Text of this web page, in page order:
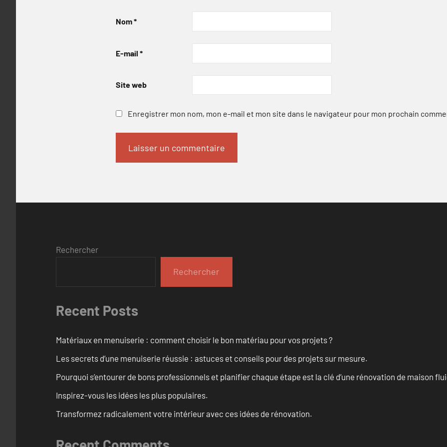
Nom*
E-mail *
Site web
Enregistrer mon nom, mon e-mail et mon site dans le navigateur pour mon prochain
Rechercher
Rechercher
Recent Posts
Matériaux en menuiserie : comment choisir le bon matériau pour vos projets ?
Les secrets d’une menuiserie réussie : astuces et conseils pour des projets sur mesure.
Pourquoi s’entourer de bons professionnels et planifier chaque étape est la clé d’une rénovation de maison
Inspirez-vous les idées les plus populaires.
Transformez radicalement votre intérieur avec ces idées de rénovation.